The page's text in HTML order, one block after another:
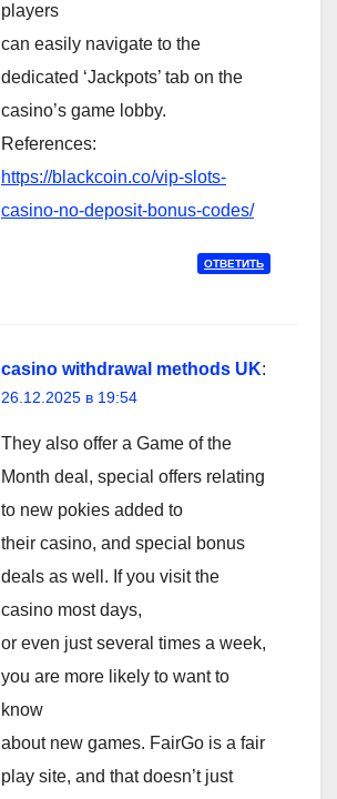
players
can easily navigate to the
dedicated ‘Jackpots’ tab on the
casino’s game lobby.
References:
https://blackcoin.co/vip-slots-
casino-no-deposit-bonus-codes/
ОТВЕТИТЬ
casino withdrawal methods UK:
26.12.2025 в 19:54
They also offer a Game of the
Month deal, special offers relating
to new pokies added to
their casino, and special bonus
deals as well. If you visit the
casino most days,
or even just several times a week,
you are more likely to want to
know
about new games. FairGo is a fair
play site, and that doesn’t just